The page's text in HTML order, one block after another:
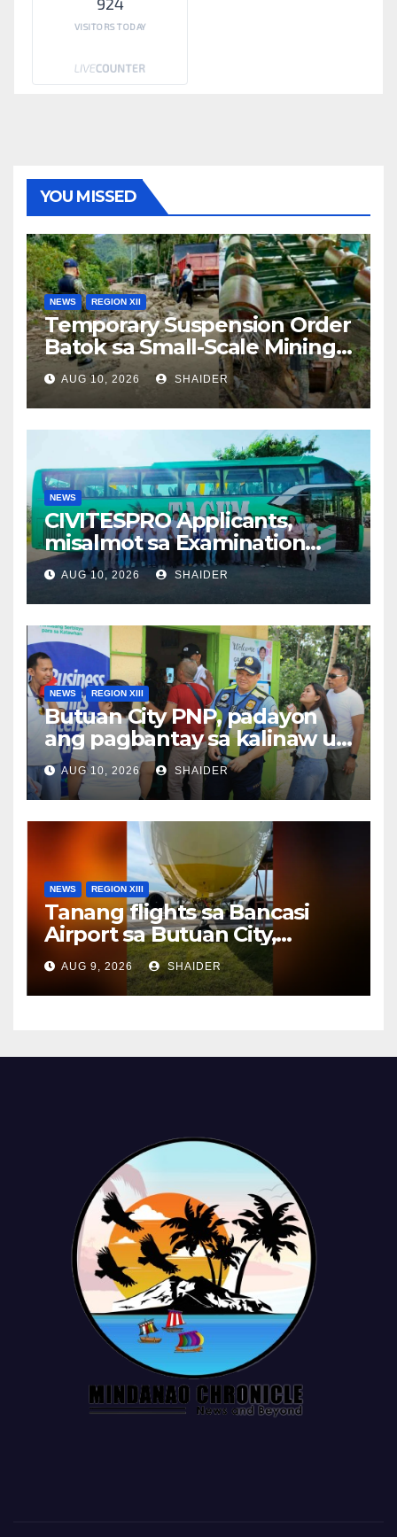
VISITORS TODAY
YOU MISSED
NEWS REGION XII
Temporary Suspension Order
Batok sa Small-Scale Mining,
Gipatuman sa Bagumbayan,
Sultan Kudarat
AUG 10, 2026 SHAIDER
NEWS
CIVITESPRO Applicants,
misalmot sa Examination
alang sa Libreng 3-Year
Diploma Scholarship
AUG 10, 2026 SHAIDER
NEWS REGION XIII
Butuan City PNP, padayon
ang pagbantay sa kalinaw ug
seguridad sa gipahigayon
nga Butuan On Wheels
Program
AUG 10, 2026 SHAIDER
NEWS REGION XIII
Tanang flights sa Bancasi
Airport sa Butuan City,
kanselado tungod sa nag-
overshoot nga eroplano
AUG 9, 2026 SHAIDER